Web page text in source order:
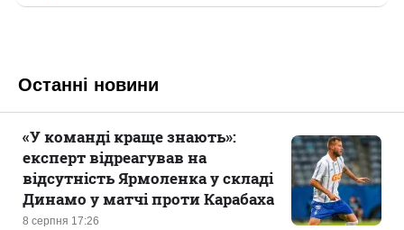
Останні новини
8 серпня 17:26
«У команді краще знають»:
експерт відреагував на
відсутність Ярмоленка у складі
Динамо у матчі проти Карабаха